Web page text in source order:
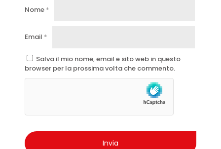
Nome *
Email *
Salva il mio nome, email e sito web in questo
browser per la prossima volta che commento.